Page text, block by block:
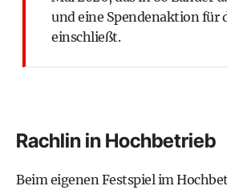
und eine Spendenaktion für
einschließt.
Rachlin in Hochbetrieb
Beim eigenen Festspiel im